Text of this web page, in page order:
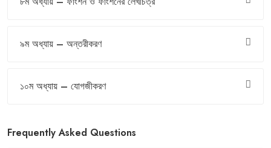
৯ম অধ্যায় – অন্তরীকরণ
১০ম অধ্যায় – যোগজীকরণ
Frequently Asked Questions